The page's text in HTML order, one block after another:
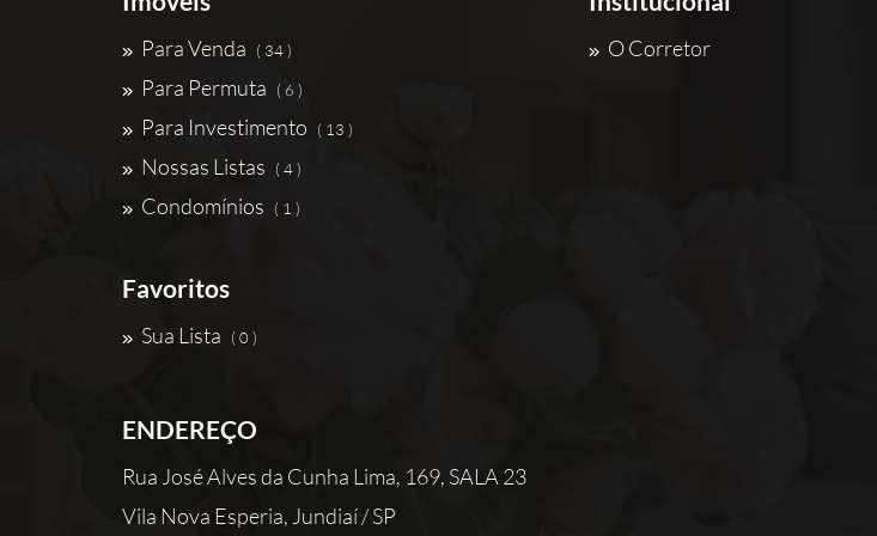
Para Venda ( 34 )
Para Permuta ( 6 )
Para Investimento ( 13 )
Nossas Listas ( 4 )
Condomínios ( 1 )
Favoritos
Sua Lista ( 0 )
O Corretor
ENDEREÇO
Rua José Alves da Cunha Lima, 169, SALA 23
Vila Nova Esperia, Jundiaí / SP